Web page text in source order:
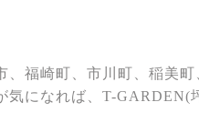
、福崎町、市川町、稲美
気になれば、T-GARDEN(